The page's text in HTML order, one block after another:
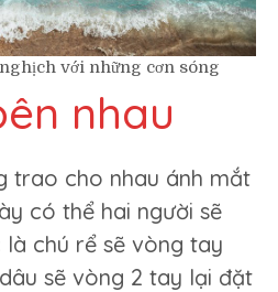
với những cơn sóng
nhau
trao cho nhau ánh mắt
có thể hai người sẽ
chú rể sẽ vòng tay
sẽ vòng 2 tay lại đặt